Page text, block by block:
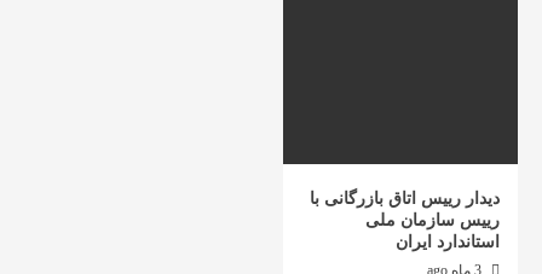
دیدار رییس اتاق بازرگانی با
رییس سازمان ملی
استاندارد ایران